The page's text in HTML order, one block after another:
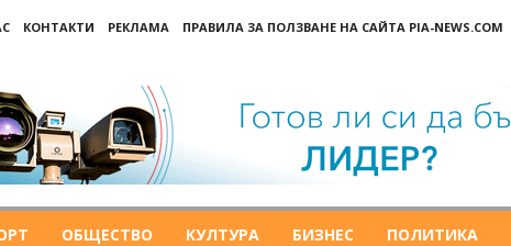
КОНТАКТИ РЕКЛАМА ПРАВИЛА ЗА ПОЛЗВАНЕ НА САЙТА PIA-NEWS.COM
ОБЩЕСТВО КУЛТУРА БИЗНЕС ПОЛИТИКА